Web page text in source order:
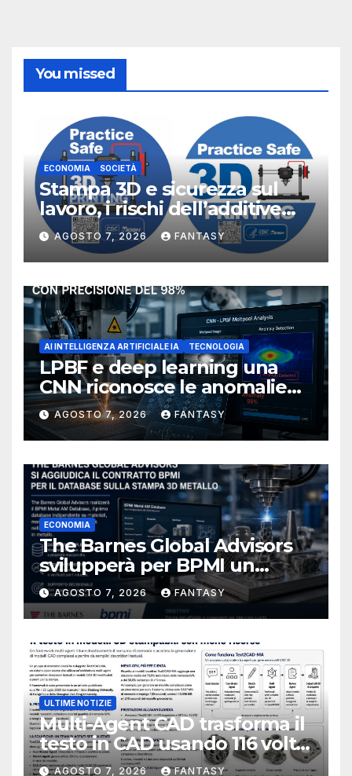
You missed
ECONOMIA SOCIETÀ
Stampa 3D e sicurezza sul
lavoro, i rischi dell’additive
manufacturing secondo
NIOSH
AGOSTO 7, 2026 FANTASY
AI INTELLIGENZA ARTIFICIALE IA TECNOLOGIA
LPBF e deep learning una
CNN riconosce le anomalie
del bagno di fusione
AGOSTO 7, 2026 FANTASY
ECONOMIA
The Barnes Global Advisors
svilupperà per BPMI un
database per la stampa 3D
metallica destinata alla filiera
navale statunitense
AGOSTO 7, 2026 FANTASY
ULTIME NOTIZIE
Multi-Agent CAD trasforma il
testo in CAD usando 116 volte
meno token
AGOSTO 7, 2026 FANTASY